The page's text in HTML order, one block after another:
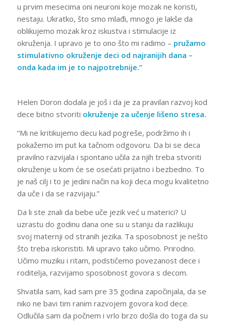
u prvim mesecima oni neuroni koje mozak ne koristi,
nestaju. Ukratko, što smo mlađi, mnogo je lakše da
oblikujemo mozak kroz iskustva i stimulacije iz
okruženja. I upravo je to ono što mi radimo – pružamo
stimulativno okruženje deci od najranijih dana –
onda kada im je to najpotrebnije.”
Helen Doron dodala je još i da je za pravilan razvoj kod
dece bitno stvoriti okruženje za učenje lišeno stresa.
“Mi ne kritikujemo decu kad pogreše, podržimo ih i
pokažemo im put ka tačnom odgovoru. Da bi se deca
pravilno razvijala i spontano učila za njih treba stvoriti
okruženje u kom će se osećati prijatno i bezbedno. To
je naš cilj i to je jedini način na koji deca mogu kvalitetno
da uče i da se razvijaju.”
Da li ste znali da bebe uče jezik već u materici? U
uzrastu do godinu dana one su u stanju da razlikuju
svoj maternji od stranih jezika. Ta sposobnost je nešto
što treba iskoristiti. Mi upravo tako učimo. Prirodno.
Učimo muziku i ritam, podstičemo povezanost dece i
roditelja, razvijamo sposobnost govora s decom.
Shvatila sam, kad sam pre 35 godina započinjala, da se
niko ne bavi tim ranim razvojem govora kod dece.
Odlučila sam da počnem i vrlo brzo došla do toga da su